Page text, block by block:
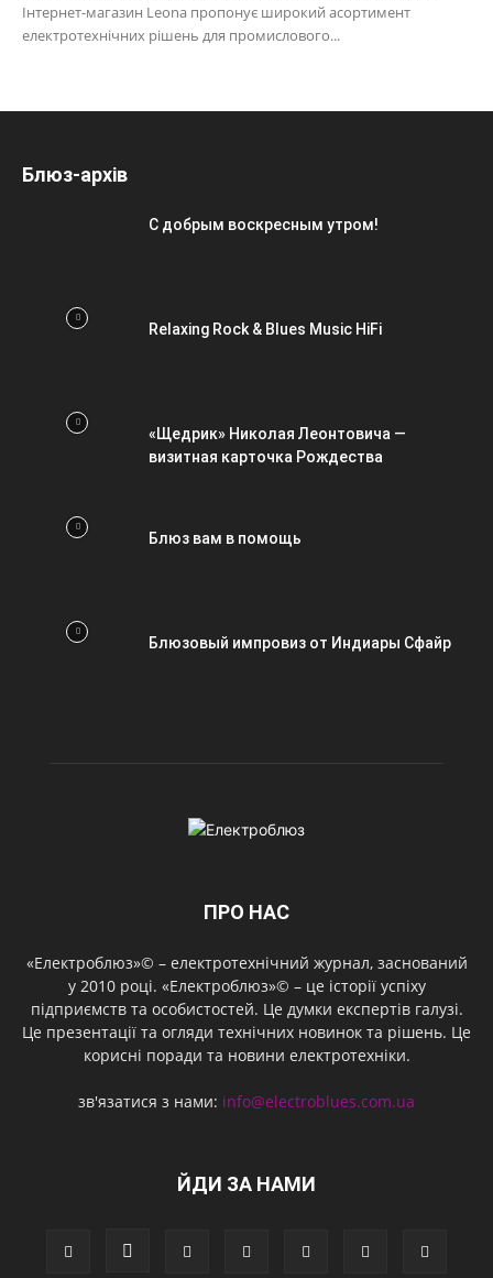
Інтернет-магазин Leona пропонує широкий асортимент
електротехнічних рішень для промислового...
Блюз-архів
С добрым воскресным утром!
Relaxing Rock & Blues Music HiFi
«Щедрик» Николая Леонтовича —
визитная карточка Рождества
Блюз вам в помощь
Блюзовый импровиз от Индиары Сфайр
ПРО НАС
«Електроблюз»© – електротехнічний журнал, заснований
у 2010 році. «Електроблюз»© – це історії успіху
підприємств та особистостей. Це думки експертів галузі.
Це презентації та огляди технічних новинок та рішень. Це
корисні поради та новини електротехніки.
зв'язатися з нами: info@electroblues.com.ua
ЙДИ ЗА НАМИ